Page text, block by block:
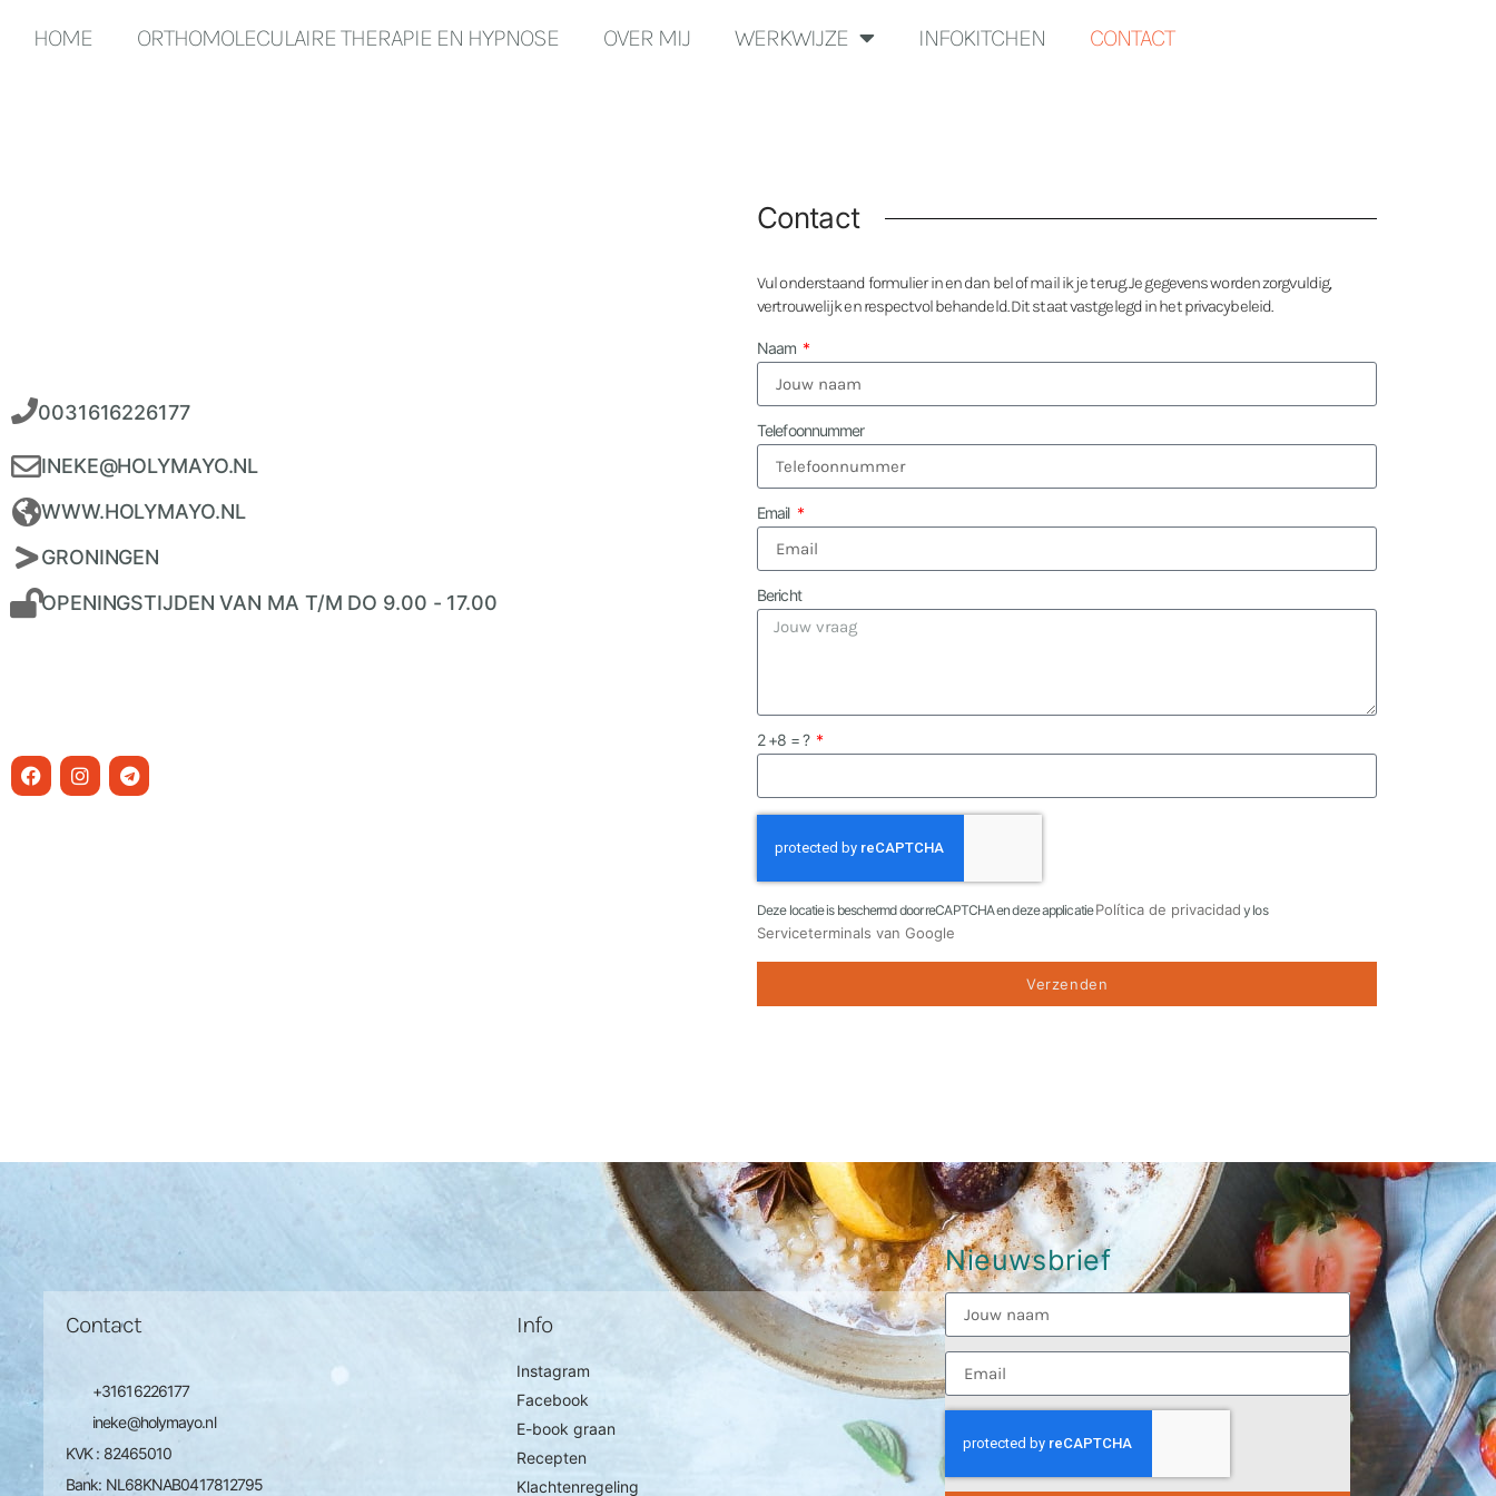
HOME ORTHOMOLECULAIRE THERAPIE EN HYPNOSE OVER MIJ WERKWIJZE INFOKITCHEN CONTACT
0031616226177
INEKE@HOLYMAYO.NL
WWW.HOLYMAYO.NL
GRONINGEN
OPENINGSTIJDEN VAN MA T/M DO 9.00 - 17.00
Contact
Vul onderstaand formulier in en dan bel of mail ik je terug. Je gegevens worden zorgvuldig,
vertrouwelijk en respectvol behandeld. Dit staat vastgelegd in het privacybeleid.
Naam
Telefoonnummer
Email
Bericht
2 +8 = ?
Deze locatie is beschermd door reCAPTCHA en deze applicatiePolítica de privacidad y los
Serviceterminals van Google
Verzenden
Contact
+31616226177
ineke@holymayo.nl
KVK : 82465010
Bank: NL68KNAB0417812795
Info
Instagram
Facebook
E-book graan
Recepten
Klachtenregeling
Nieuwsbrief